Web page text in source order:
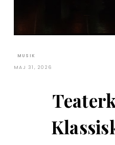
MUSIK
MAJ 31, 2026